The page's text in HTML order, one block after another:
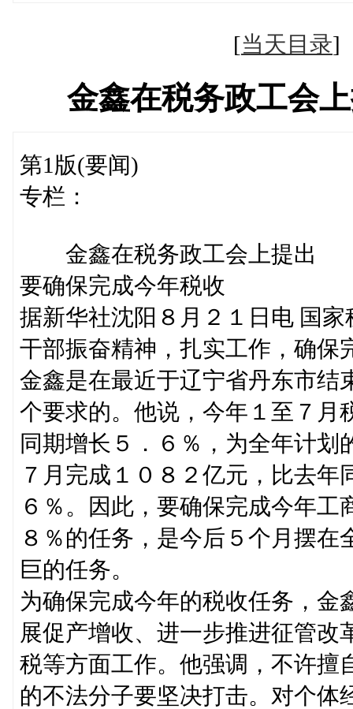
[当天目录
金鑫在税务政工会
第1版(要闻)
专栏：
金鑫在税务政工会上提出
要确保完成今年税收
据新华社沈阳８月２１日电 国
干部振奋精神，扎实工作，确保
金鑫是在最近于辽宁省丹东市结
个要求的。他说，今年１至７月
同期增长５．６％，为全年计
７月完成１０８２亿元，比去
６％。因此，要确保完成今年
８％的任务，是今后５个月摆
巨的任务。
为确保完成今年的税收任务，金
展促产增收、进一步推进征管改
税等方面工作。他强调，不许擅
的不法分子要坚决打击。对个体